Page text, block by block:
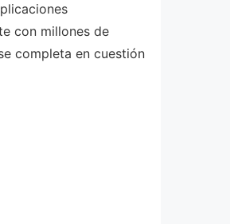
con millones de
completa en cuestión